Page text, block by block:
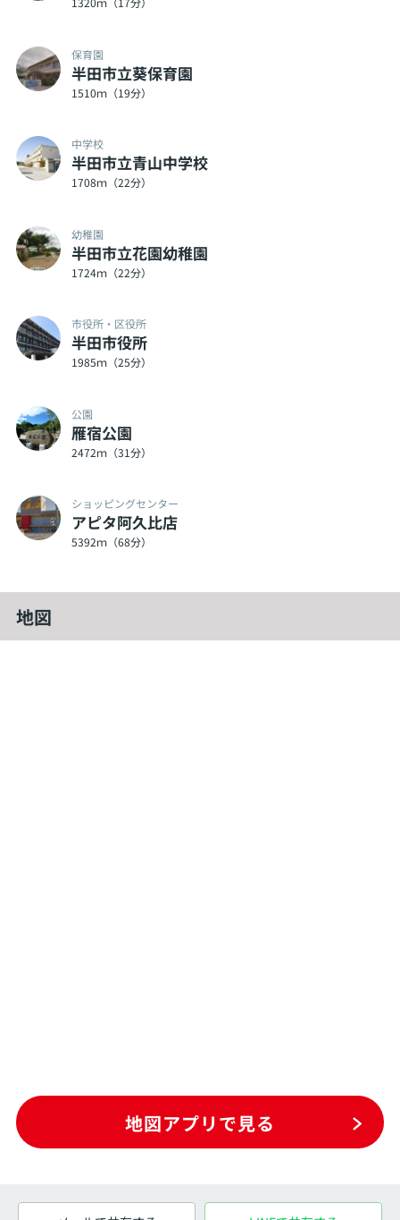
保育園
半田市立葵保育園
1510ｍ（19分）
中学校
半田市立青山中学校
1708ｍ（22分）
幼稚園
半田市立花園幼稚園
1724ｍ（22分）
市役所・区役所
半田市役所
1985ｍ（25分）
公園
雁宿公園
2472ｍ（31分）
ショッピングセンター
アピタ阿久比店
5392ｍ（68分）
地図
地図アプリで見る